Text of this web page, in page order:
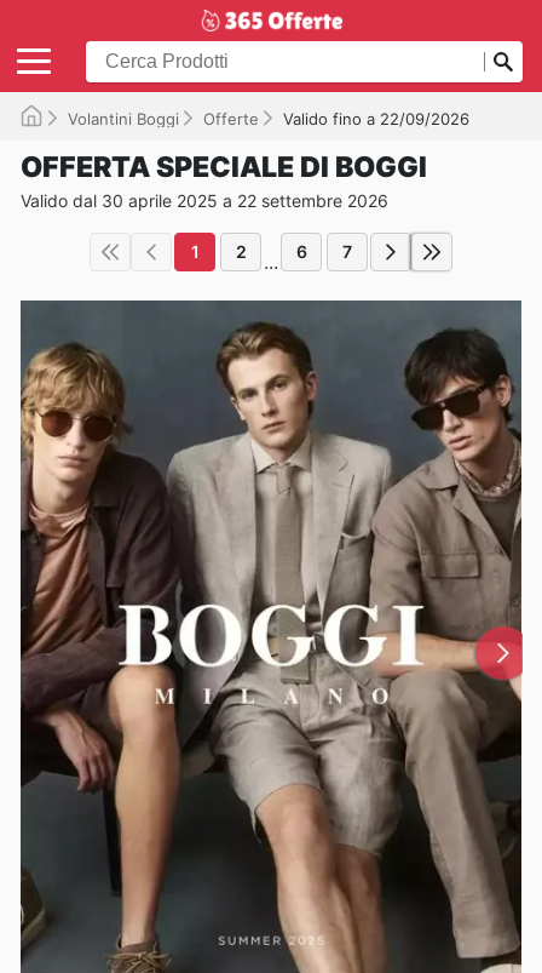
Volantini Boggi Offerte Valido fino a 22/09/2026
OFFERTA SPECIALE DI BOGGI
Valido dal 30 aprile 2025 a 22 settembre 2026
1 2 ... 6 7